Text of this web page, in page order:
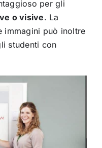
per gli
o visive. La
immagini può inoltre
studenti con